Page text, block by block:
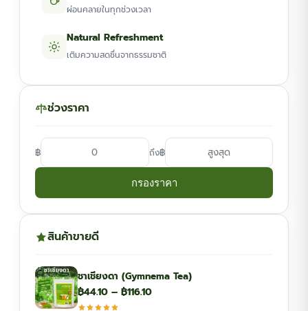
ผ่อนคลายในทุกช่วงเวลา
Natural Refreshment
เติมความสดชื่นจากธรรมชาติ
ช่วงราคา
฿ ถึง฿
กรองราคา
สินค้าขายดี
ชาเชียงดา (Gymnema Tea)
฿44.10 – ฿116.10Price